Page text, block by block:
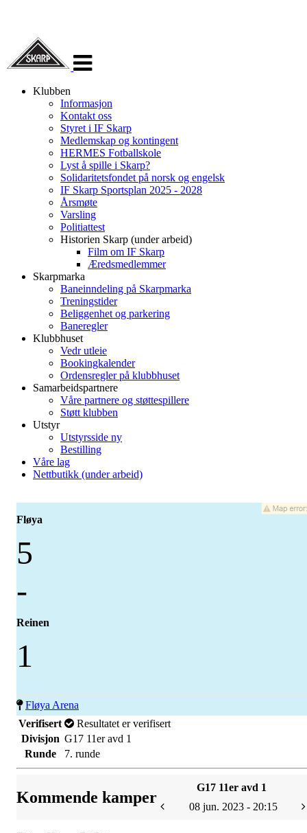
navigasjon
Klubben
Informasjon
Kontakt oss
Styret i IF Skarp
Medlemskap og kontingent
HERMES Fotballskole
Lyst å spille i Skarp?
Solidaritetsfondet på norsk og engelsk
IF Skarp Sportsplan 2025 - 2028
Årsmøte
Varsling
Politiattest
Historien Skarp (under arbeid)
Film om IF Skarp
Æredsmedlemmer
Skarpmarka
Baneinndeling på Skarpmarka
Treningstider
Beliggenhet og parkering
Baneregler
Klubbhuset
Vedr utleie
Bookingkalender
Ordensregler på klubbhuset
Samarbeidspartnere
Våre partnere og støttespillere
Støtt klubben
Utstyr
Utstyrsside ny
Bestilling
Våre lag
Nettbutikk (under arbeid)
Fløya
5
-
Reinen
1
Fløya Arena
Verifisert
Resultatet er verifisert
Divisjon G17 11er avd 1
Runde
7. runde
Kommende kamper
G17 11er avd 1
08 jun. 2023 - 20:15